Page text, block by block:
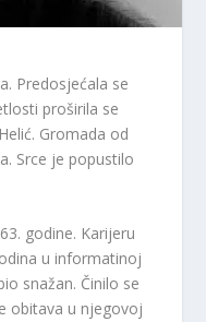
Predosjećala se
proširila se
Gromada od
Srce je popustilo
godine. Karijeru
u informatinoj
snažan. Činilo se
obitava u njegovoj